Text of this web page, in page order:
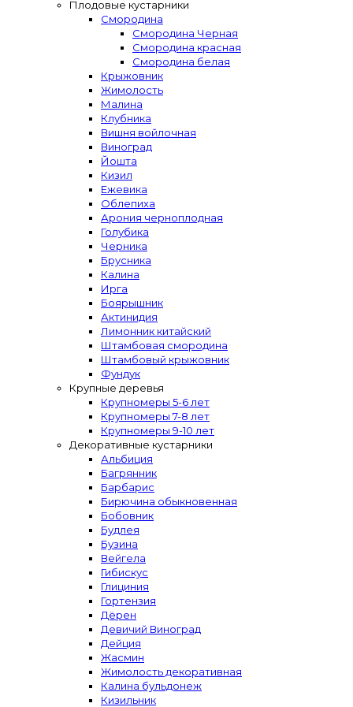
Плодовые кустарники
Смородина
Смородина Черная
Смородина красная
Смородина белая
Крыжовник
Жимолость
Малина
Клубника
Вишня войлочная
Виноград
Йошта
Кизил
Ежевика
Облепиха
Арония черноплодная
Голубика
Черника
Брусника
Калина
Ирга
Боярышник
Актинидия
Лимонник китайский
Штамбовая смородина
Штамбовый крыжовник
Фундук
Крупные деревья
Крупномеры 5-6 лет
Крупномеры 7-8 лет
Крупномеры 9-10 лет
Декоративные кустарники
Альбиция
Багрянник
Барбарис
Бирючина обыкновенная
Бобовник
Будлея
Бузина
Вейгела
Гибискус
Глициния
Гортензия
Дёрен
Девичий Виноград
Дейция
Жасмин
Жимолость декоративная
Калина бульдонеж
Кизильник